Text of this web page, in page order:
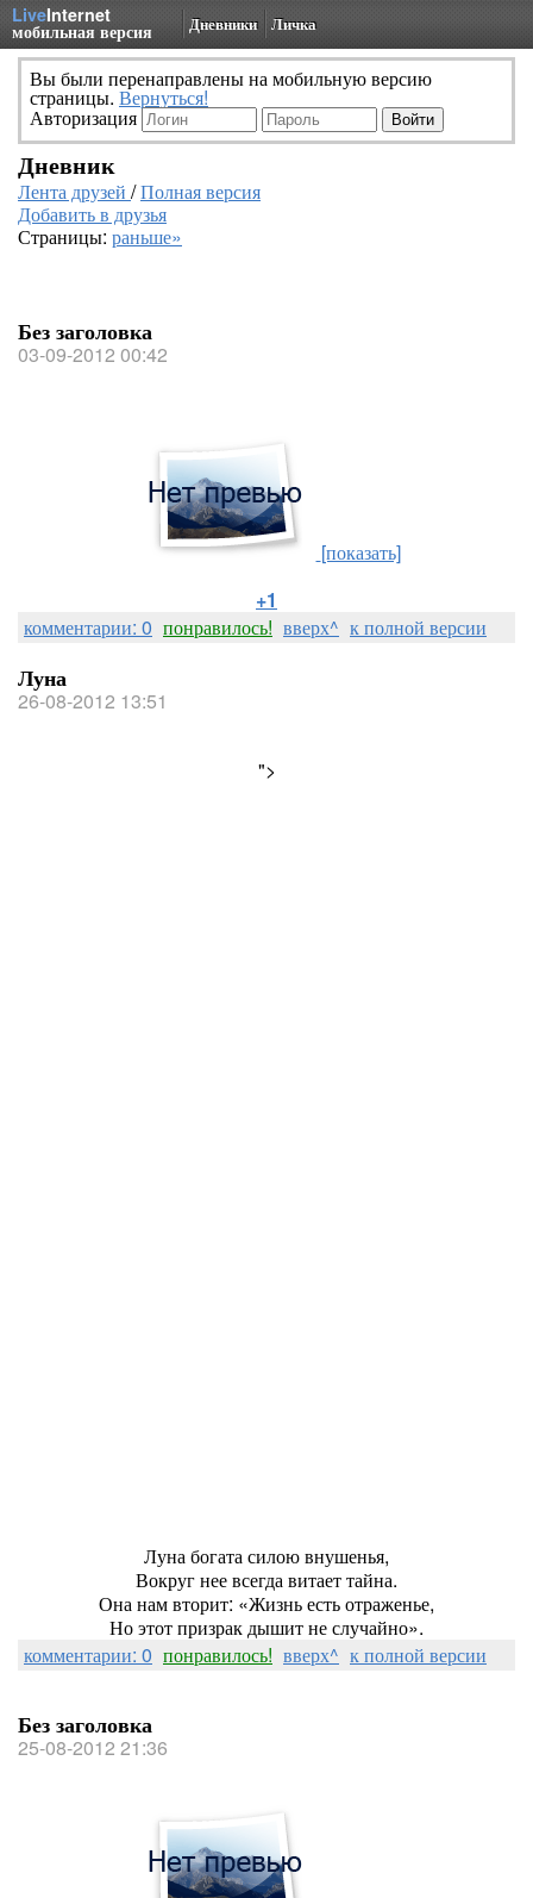
LiveInternet
мобильная версия Дневники Личка
Вы были перенаправлены на мобильную версию
страницы. Вернуться!
Авторизация
Дневник
Лента друзей /Полная версия
Добавить в друзья
Страницы: раньше»
Без заголовка
03-09-2012 00:42
[показать]
+1
комментарии: 0 понравилось! вверх^ к полной версии
Луна
26-08-2012 13:51
">
Луна богата силою внушенья,
Вокруг нее всегда витает тайна.
Она нам вторит: «Жизнь есть отраженье,
Но этот призрак дышит не случайно».
комментарии: 0 понравилось! вверх^ к полной версии
Без заголовка
25-08-2012 21:36